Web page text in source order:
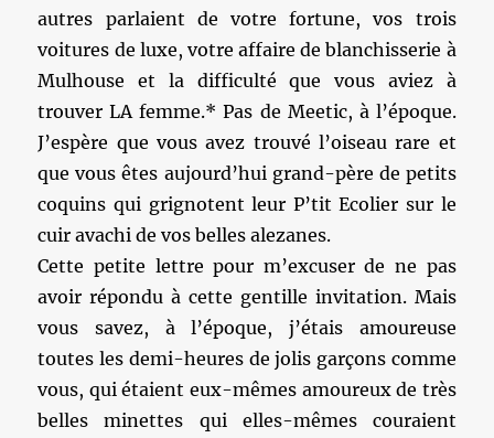
autres parlaient de votre fortune, vos trois
voitures de luxe, votre affaire de blanchisserie à
Mulhouse et la difficulté que vous aviez à
trouver LA femme.* Pas de Meetic, à l’époque.
J’espère que vous avez trouvé l’oiseau rare et
que vous êtes aujourd’hui grand-père de petits
coquins qui grignotent leur P’tit Ecolier sur le
cuir avachi de vos belles alezanes.
Cette petite lettre pour m’excuser de ne pas
avoir répondu à cette gentille invitation. Mais
vous savez, à l’époque, j’étais amoureuse
toutes les demi-heures de jolis garçons comme
vous, qui étaient eux-mêmes amoureux de très
belles minettes qui elles-mêmes couraient